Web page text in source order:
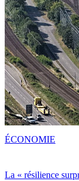
La « résilience
ÉCONOMIE